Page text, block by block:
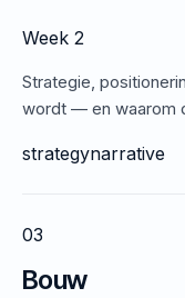
Week 2
Strategie,
wordt — en waarom
strategynarrative
03
Bouw